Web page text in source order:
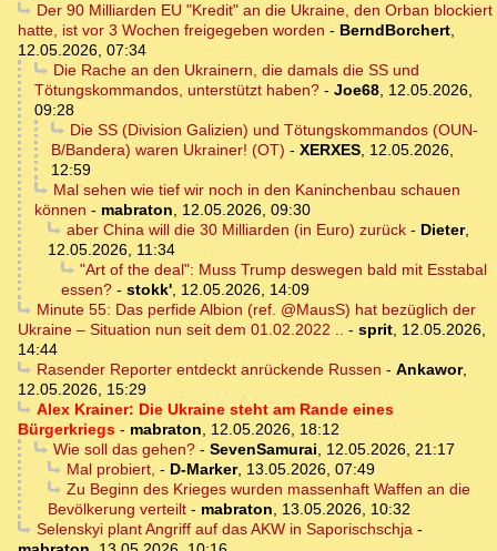
Der 90 Milliarden EU "Kredit" an die Ukraine, den Orban blockiert
hatte, ist vor 3 Wochen freigegeben worden - BerndBorchert,
12.05.2026, 07:34
Die Rache an den Ukrainern, die damals die SS und
Tötungskommandos, unterstützt haben? - Joe68, 12.05.2026,
09:28
Die SS (Division Galizien) und Tötungskommandos (OUN-
B/Bandera) waren Ukrainer! (OT) - XERXES, 12.05.2026,
12:59
Mal sehen wie tief wir noch in den Kaninchenbau schauen
können - mabraton, 12.05.2026, 09:30
aber China will die 30 Milliarden (in Euro) zurück- Dieter,
12.05.2026, 11:34
"Art of the deal": Muss Trump deswegen bald mit Esstabal
essen? - stokk', 12.05.2026, 14:09
Minute 55: Das perfide Albion (ref. @MausS) hat bezüglich der
Ukraine – Situation nun seit dem 01.02.2022 .. - sprit, 12.05.2026,
14:44
Rasender Reporter entdeckt anrückende Russen - Ankawor,
12.05.2026, 15:29
Alex Krainer: Die Ukraine steht am Rande eines
Bürgerkriegs - mabraton, 12.05.2026, 18:12
Wie soll das gehen?- SevenSamurai, 12.05.2026, 21:17
Mal probiert, - D-Marker, 13.05.2026, 07:49
Zu Beginn des Krieges wurden massenhaft Waffen an die
Bevölkerung verteilt - mabraton, 13.05.2026, 10:32
Selenskyi plant Angriff auf das AKW in Saporischschja-